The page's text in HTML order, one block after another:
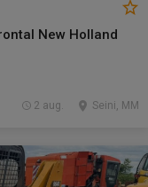
New Holland
Seini, MM
2 aug.